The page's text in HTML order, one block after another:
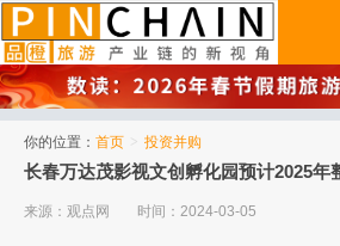
你的位置： 首页 > 投资并购
长春万达茂影视文创孵化园预计2025年
来源：观点网 时间：2024-03-05